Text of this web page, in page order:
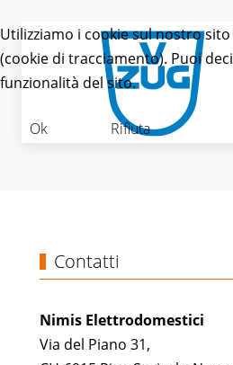
Contatti
Nimis Elettrodomestici
Via del Piano 31,
Utilizziamo i cookie sul nostro
(cookie di tracciamento). Puoi
funzionalità del sito.
Ok
Rifiuta